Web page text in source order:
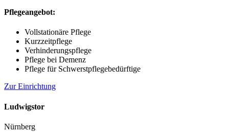
Pflegeangebot:
Vollstationäre Pflege
Kurzzeitpflege
Verhinderungspflege
Pflege bei Demenz
Pflege für Schwerstpflegebedürftige
Zur Einrichtung
Ludwigstor
Nürnberg